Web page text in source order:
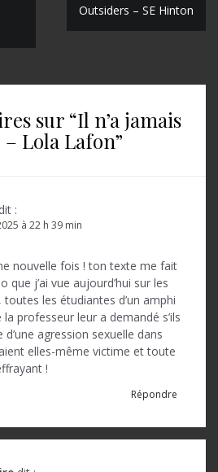
Outsiders – SE Hinton
sur “Il n’a jamais
Lola Lafon”
dit :
à 22 h 39 min
nouvelle fois ! ton texte me fait
que j’ai vue aujourd’hui sur les
les étudiantes d’un amphi
professeur leur a demandé s’ils
agression sexuelle dans
elles-même victime et toute
!
Répondre